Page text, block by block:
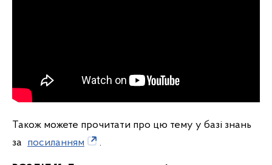
Також можете прочитати про цю тему у базі знань
за посиланням .